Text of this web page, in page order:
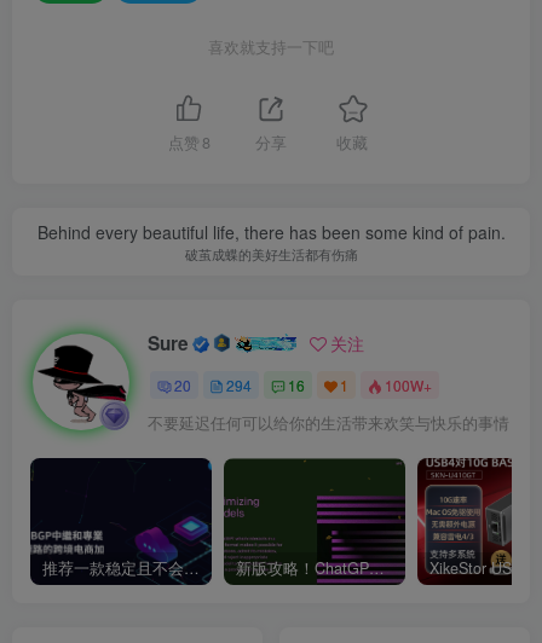
喜欢就支持一下吧
点赞 8 分享 收藏
Behind every beautiful life, there has been some kind of pain.
破茧成蝶的美好生活都有伤痛
Sure 关注
20 294 16 1 100W+
不要延迟任何可以给你的生活带来欢笑与快乐的事情
推荐一款稳定且不会跑路的VPN支持4K【VPN】 新版攻略！ChatGPT注册流程，超详细基础教程！【ChatGPT】